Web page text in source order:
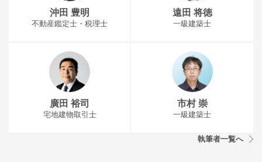
沖田 豊明
不動産鑑定士・税理士
遠田 将徳
一級建築士
廣田 裕司
宅地建物取引士
市村 崇
一級建築士
執筆者一覧へ